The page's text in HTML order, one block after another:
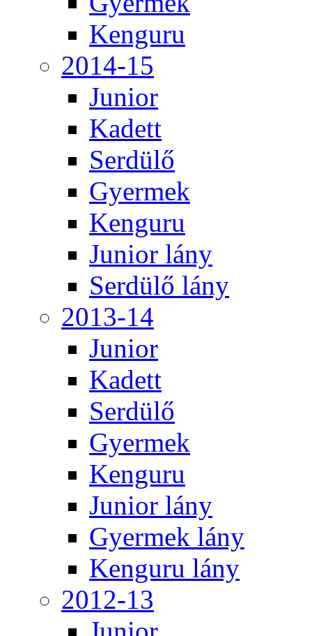
Kenguru
2014-15
Junior
Kadett
Serdülő
Gyermek
Kenguru
Junior lány
Serdülő lány
2013-14
Junior
Kadett
Serdülő
Gyermek
Kenguru
Junior lány
Gyermek lány
Kenguru lány
2012-13